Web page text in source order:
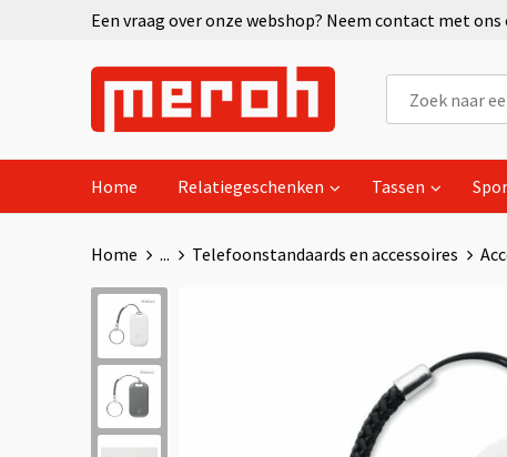
Een vraag over onze webshop? Neem contact met
Home Relatiegeschenken Tassen
Home ... Telefoonstandaards en accessoires